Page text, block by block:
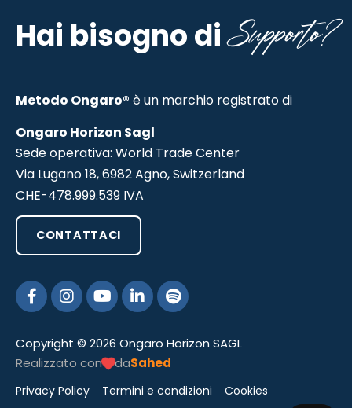
Hai bisogno diSupporto?
Metodo Ongaro® è un marchio registrato di
Ongaro Horizon Sagl
Sede operativa: World Trade Center
Via Lugano 18, 6982 Agno, Switzerland
CHE-478.999.539 IVA
CONTATTACI
Copyright © 2026 Ongaro Horizon SAGL
Realizzato con
daSahed
Privacy Policy Termini e condizioni Cookies